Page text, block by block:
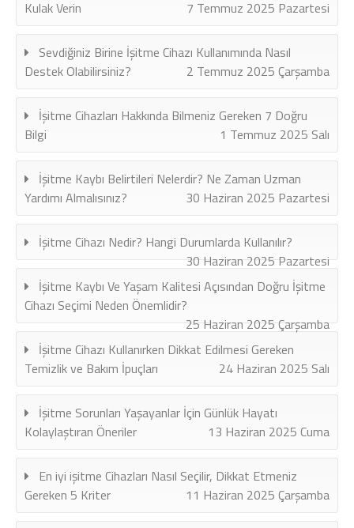
Kulak Verin 7 Temmuz 2025 Pazartesi
Sevdiğiniz Birine İşitme Cihazı Kullanımında Nasıl
Destek Olabilirsiniz?
2 Temmuz 2025 Çarşamba
İşitme Cihazları Hakkında Bilmeniz Gereken 7 Doğru
Bilgi
1 Temmuz 2025 Salı
İşitme Kaybı Belirtileri Nelerdir? Ne Zaman Uzman
Yardımı Almalısınız?
30 Haziran 2025 Pazartesi
İşitme Cihazı Nedir? Hangi Durumlarda Kullanılır?
30 Haziran 2025 Pazartesi
İşitme Kaybı Ve Yaşam Kalitesi Açısından Doğru İşitme
Cihazı Seçimi Neden Önemlidir?
25 Haziran 2025 Çarşamba
İşitme Cihazı Kullanırken Dikkat Edilmesi Gereken
Temizlik ve Bakım İpuçları
24 Haziran 2025 Salı
İşitme Sorunları Yaşayanlar İçin Günlük Hayatı
Kolaylaştıran Öneriler
13 Haziran 2025 Cuma
En iyi işitme Cihazları Nasıl Seçilir, Dikkat Etmeniz
Gereken 5 Kriter
11 Haziran 2025 Çarşamba